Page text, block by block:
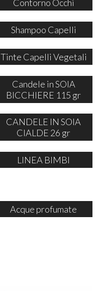
Contorno Occhi
Shampoo Capelli
Tinte Capelli Vegetali
Candele in SOIA
BICCHIERE 115 gr
CANDELE IN SOIA
CIALDE 26 gr
LINEA BIMBI
Acque profumate